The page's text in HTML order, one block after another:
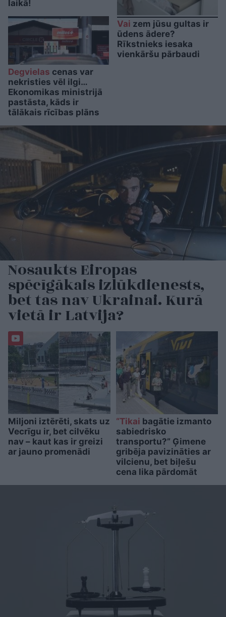
laikā!
Degvielas cenas var
nekristies vēl ilgi…
Ekonomikas ministrijā
pastāsta, kāds ir
tālākais rīcības plāns
Vai zem jūsu gultas ir
ūdens ādere?
Rīkstnieks iesaka
vienkāršu pārbaudi
Nosaukts Eiropas
spēcīgākais izlūkdienests,
bet tas nav Ukrainai. Kurā
vietā ir Latvija?
Miljoni iztērēti, skats uz
Vecrīgu ir, bet cilvēku
nav – kaut kas ir greizi
ar jauno promenādi
“Tikai bagātie izmanto
sabiedrisko
transportu?” Ģimene
gribēja pavizināties ar
vilcienu, bet biļešu
cena lika pārdomāt